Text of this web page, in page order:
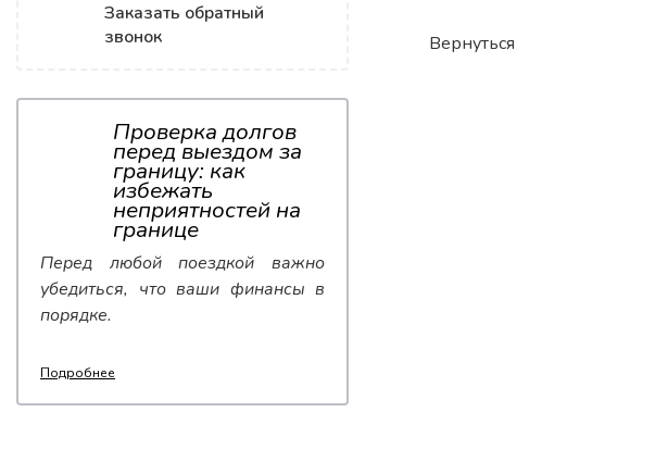
Заказать обратный
звонок
Проверка долгов
перед выездом за
границу: как
избежать
неприятностей на
границе
Перед любой поездкой важно
убедиться, что ваши финансы в
порядке.
Подробнее
Вернуться